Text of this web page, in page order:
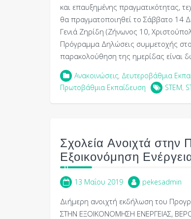
και επαυξημένης πραγματικότητας,
θα πραγματοποιηθεί το Σάββατο 14
Γενιά Ζηρίδη (Ζήνωνος 10,
Πρόγραμμα Δηλώσεις συμμετοχής
παρακολούθηση της ημερίδας είναι
Ανακοινώσεις, Δευτεροβάθμια
Πρωτοβάθμια Εκπαίδευση
STEM,
Σχολεία Ανοιχτά στην
Εξοικονόμηση
13 Μαΐου 2019 pekesadmin
Διήμερη ανοιχτή εκδήλωση του
ΣΤΗΝ ΕΞΟΙΚΟΝΟΜΗΣΗ ΕΝΕΡΓΕΙΑΣ,